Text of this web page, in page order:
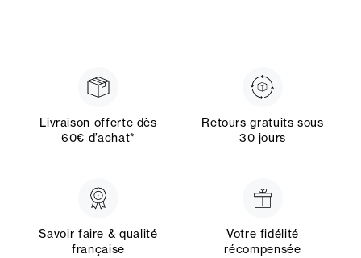
Livraison offerte dès
60€ d’achat*
Retours gratuits sous
30 jours
Savoir faire & qualité
française
Votre fidélité
récompensée